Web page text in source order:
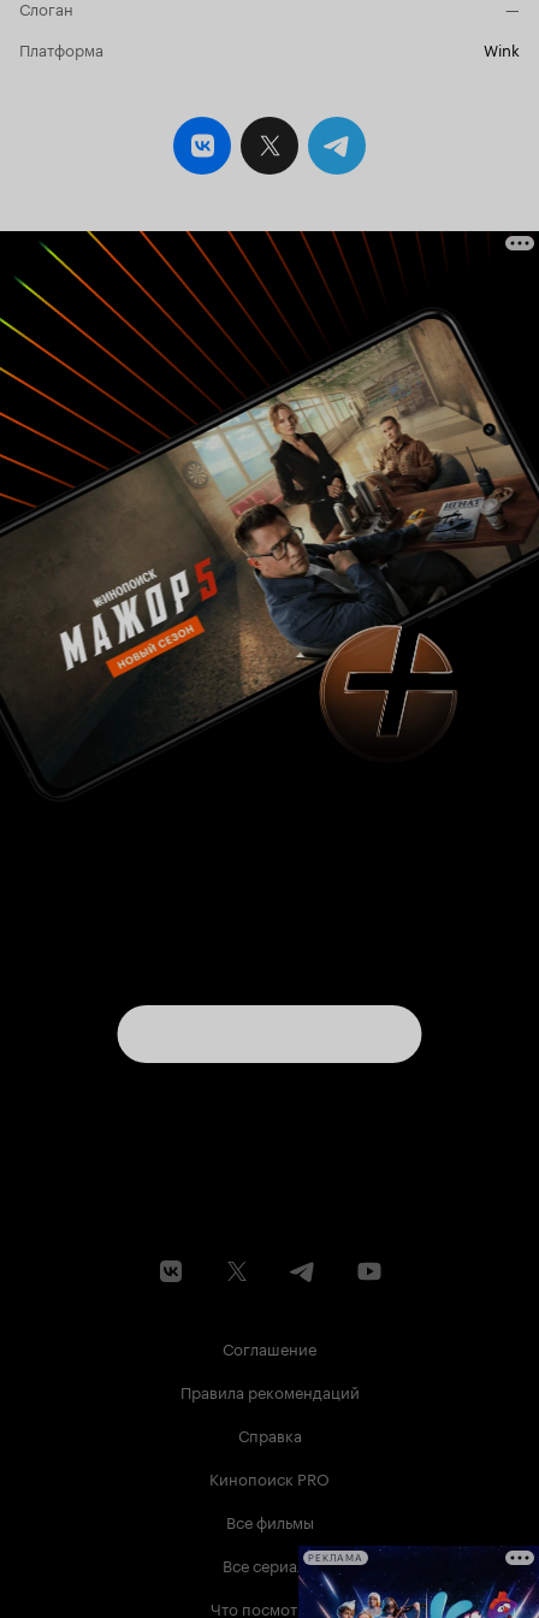
кофеине. Это сложно объяснить. Простота
Простота - это очень сложно! Беготня вокруг
жизнь. И всякие лайки и соответствующая
графика - это хороший и простой способ
визуализировать развитие сюжета, но выглядит
потребительское и меркантильное наполнение
основной идеи фильма. Богатая женщина по
своей 'прихоти' решает заказать выступление
группы, которой уже нет. То есть все опять
крутиться вокруг денег и эгоистичных желаний
богачей. Абсолютно точно, что при наличии
желания и постановке задачи сценаристы
написали бы совершенно чистую историю с
аналогичным антуражем. Но почему-то такой
задачи нет. Положительным в этом фильме
является отсутствие в нем негативной и
деструктивной повестки, которой так
переполнены 'наши' фильмы. Но один только
этот факт не может сделать кино хорошим.
Слоган
—
Платформа
Wink
Соглашение
Правила рекомендаций
Справка
Кинопоиск PRO
Все фильмы
Все сериалы
Что посмотреть
РЕКЛАМА